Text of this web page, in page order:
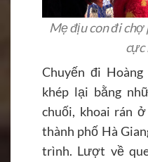
Mẹ địu con đi
cực
Chuyến đi
khép lại bằng
chuối, khoai rán
thành phố Hà
trình. Lượt về